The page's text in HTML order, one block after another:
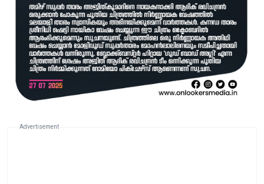
Advertisement